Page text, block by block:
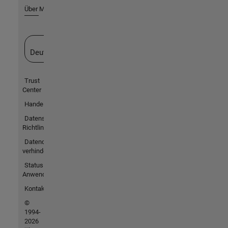
Über MathWorks
Deutschland
Trust
Center
Handelsmarken
Datenschutz-
Richtlinien
Datendiebstahl
verhindern
Status von
Anwendungen
Kontakt
©
1994-
2026